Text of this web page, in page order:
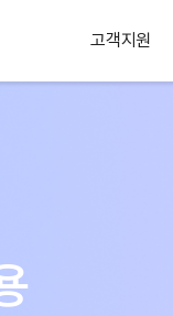
고객지원